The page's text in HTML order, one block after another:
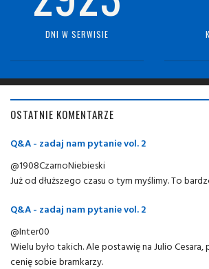
DNI W SERWISIE
OSTATNIE KOMENTARZE
Q&A - zadaj nam pytanie vol. 2
@1908CzarnoNiebieski
Już od dłuższego czasu o tym myślimy. To
Q&A - zadaj nam pytanie vol. 2
@Inter00
Wielu było takich. Ale postawię na Julio
cenię sobie bramkarzy.